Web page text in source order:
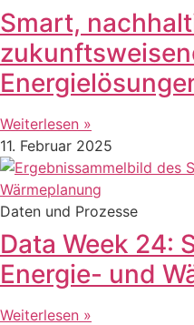
Smart,
Weiterlesen »
11. Februar 2025
Daten und Prozesse
Data Week 24:
Energie- und
Weiterlesen »